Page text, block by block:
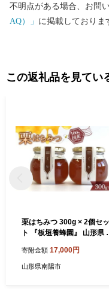
不明点がある場合、お問
AQ）」 に掲載しておりま
この返礼品を見てい
栗はちみつ 300g × 2個セッ
ト 『板垣養蜂園』 山形県
寄附金額 17,000円
山形県南陽市